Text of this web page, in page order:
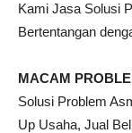
Kami Jasa Solusi
Bertentangan
MACAM
Solusi Problem
Up Usaha, Jual